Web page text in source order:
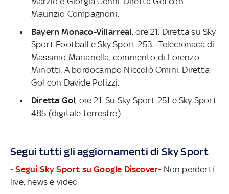
Maurizio Compagnoni.
Bayern Monaco-Villarreal, ore 21. Diretta su Sky
Sport Football e Sky Sport 253 . Telecronaca di
Massimo Marianella, commento di Lorenzo
Minotti. A bordocampo Niccolò Omini. Diretta
Gol con Davide Polizzi.
Diretta Gol, ore 21. Su Sky Sport 251 e Sky Sport
485 (digitale terrestre)
Segui tutti gli aggiornamenti di Sky Sport
- Segui Sky Sport su Google Discover- Non perderti
live, news e video